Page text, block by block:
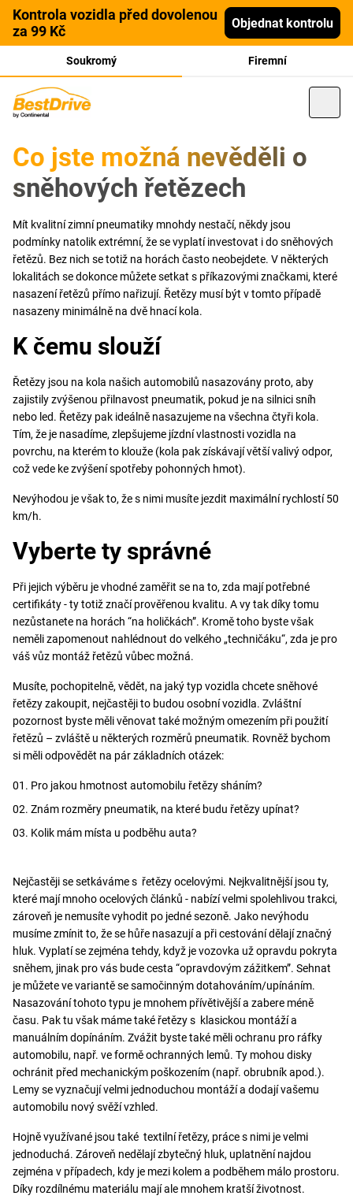
Kontrola vozidla před dovolenou
za 99 Kč
Objednat kontrolu
Soukromý Firemní
Co jste možná nevěděli o
sněhových řetězech
Mít kvalitní zimní pneumatiky mnohdy nestačí, někdy jsou
podmínky natolik extrémní, že se vyplatí investovat i do sněhových
řetězů. Bez nich se totiž na horách často neobejdete. V některých
lokalitách se dokonce můžete setkat s příkazovými značkami, které
nasazení řetězů přímo nařizují. Řetězy musí být v tomto případě
nasazeny minimálně na dvě hnací kola.
K čemu slouží
Řetězy jsou na kola našich automobilů nasazovány proto, aby
zajistily zvýšenou přilnavost pneumatik, pokud je na silnici sníh
nebo led. Řetězy pak ideálně nasazujeme na všechna čtyři kola.
Tím, že je nasadíme, zlepšujeme jízdní vlastnosti vozidla na
povrchu, na kterém to klouže (kola pak získávají větší valivý odpor,
což vede ke zvýšení spotřeby pohonných hmot).
Nevýhodou je však to, že s nimi musíte jezdit maximální rychlostí 50
km/h.
Vyberte ty správné
Při jejich výběru je vhodné zaměřit se na to, zda mají potřebné
certifikáty - ty totiž značí prověřenou kvalitu. A vy tak díky tomu
nezůstanete na horách “na holičkách”. Kromě toho byste však
neměli zapomenout nahlédnout do velkého „techničáku“, zda je pro
váš vůz montáž řetězů vůbec možná.
Musíte, pochopitelně, vědět, na jaký typ vozidla chcete sněhové
řetězy zakoupit, nejčastěji to budou osobní vozidla. Zvláštní
pozornost byste měli věnovat také možným omezením při použití
řetězů – zvláště u některých rozměrů pneumatik. Rovněž bychom
si měli odpovědět na pár základních otázek:
Pro jakou hmotnost automobilu řetězy sháním?
Znám rozměry pneumatik, na které budu řetězy upínat?
Kolik mám místa u podběhu auta?
Nejčastěji se setkáváme s řetězy ocelovými. Nejkvalitnější jsou ty,
které mají mnoho ocelových článků - nabízí velmi spolehlivou trakci,
zároveň je nemusíte vyhodit po jedné sezoně. Jako nevýhodu
musíme zmínit to, že se hůře nasazují a při cestování dělají značný
hluk. Vyplatí se zejména tehdy, když je vozovka už opravdu pokryta
sněhem, jinak pro vás bude cesta “opravdovým zážitkem”. Sehnat
je můžete ve variantě se samočinným dotahováním/upínáním.
Nasazování tohoto typu je mnohem přívětivější a zabere méně
času. Pak tu však máme také řetězy s klasickou montáží a
manuálním dopínáním. Zvážit byste také měli ochranu pro ráfky
automobilu, např. ve formě ochranných lemů. Ty mohou disky
ochránit před mechanickým poškozením (např. obrubník apod.).
Lemy se vyznačují velmi jednoduchou montáží a dodají vašemu
automobilu nový svěží vzhled.
Hojně využívané jsou také textilní řetězy, práce s nimi je velmi
jednoduchá. Zároveň nedělají zbytečný hluk, uplatnění najdou
zejména v případech, kdy je mezi kolem a podběhem málo prostoru.
Díky rozdílnému materiálu mají ale mnohem kratší životnost.